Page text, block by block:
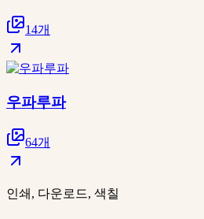
14개
우파루파
64개
인쇄, 다운로드, 색칠